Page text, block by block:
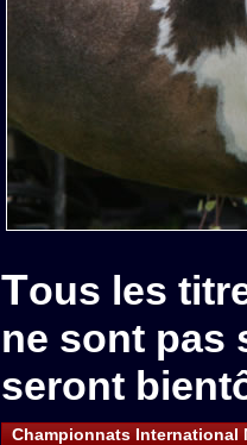
Tous les titres d'Overseas
ne sont pas
seront
Championnats International